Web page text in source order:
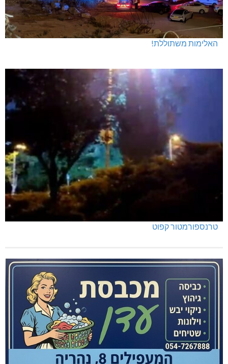
האלימות משתוללת!
טרנספורמטור קפוט